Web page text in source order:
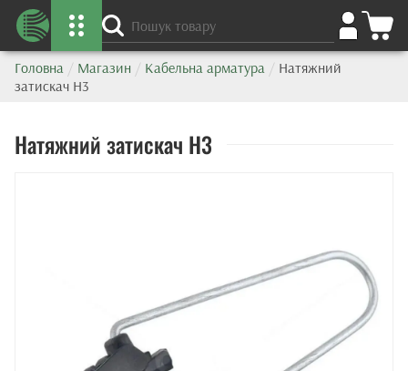
Головна / Магазин / Кабельна арматура / Натяжний
затискач Н3
Натяжний затискач Н3